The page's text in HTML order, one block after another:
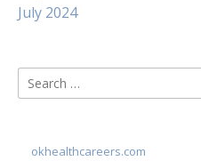
July 2024
Search
for:
okhealthcareers.com